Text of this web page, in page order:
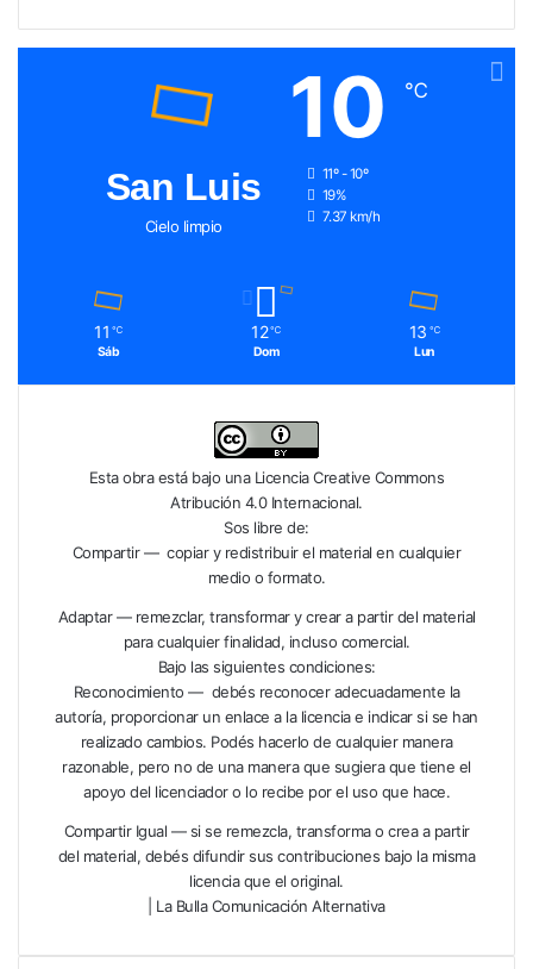
San Luis
Cielo limpio
10 ℃
11º - 10º
19%
7.37 km/h
11 ℃
Sáb
12 ℃
Dom
13 ℃
Lun
Esta obra está bajo una Licencia Creative Commons
Atribución 4.0 Internacional.
Sos libre de:
Compartir — copiar y redistribuir el material en cualquier
medio o formato.
Adaptar — remezclar, transformar y crear a partir del material
para cualquier finalidad, incluso comercial.
Bajo las siguientes condiciones:
Reconocimiento — debés reconocer adecuadamente la
autoría, proporcionar un enlace a la licencia e indicar si se han
realizado cambios. Podés hacerlo de cualquier manera
razonable, pero no de una manera que sugiera que tiene el
apoyo del licenciador o lo recibe por el uso que hace.
Compartir Igual — si se remezcla, transforma o crea a partir
del material, debés difundir sus contribuciones bajo la misma
licencia que el original.
| La Bulla Comunicación Alternativa